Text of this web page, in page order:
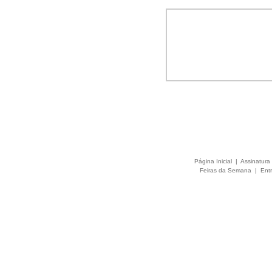
Página Inicial | Assinatura
Feiras da Semana
|